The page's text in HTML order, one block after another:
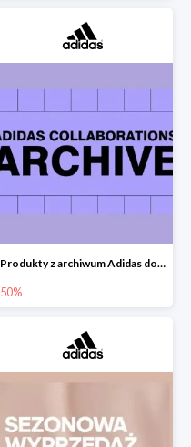
Produkty z archiwum Adidas do -50%
50%